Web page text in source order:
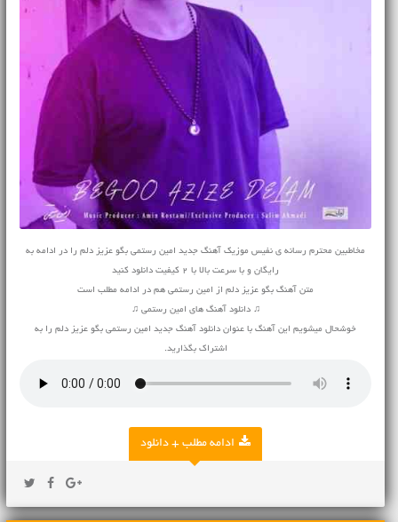
مخاطبین محترم رسانه ی نفیس موزیک آهنگ جدید امین رستمی بگو عزیز دلم را در ادامه به
رایگان و با سرعت بالا با 2 کیفیت دانلود کنید
متن آهنگ بگو عزیز دلم از امین رستمی هم در ادامه مطلب است
♫ دانلود آهنگ های امین رستمی ♫
خوشحال میشویم این آهنگ با عنوان دانلود آهنگ جدید امین رستمی بگو عزیز دلم را به
اشتراک بگذارید.
ادامه مطلب + دانلود